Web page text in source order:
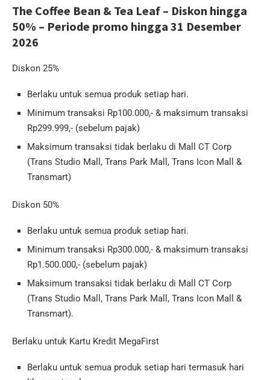
The Coffee Bean & Tea Leaf – Diskon hingga
50% – Periode promo hingga 31 Desember
2026
Diskon 25%
Berlaku untuk semua produk setiap hari.
Minimum transaksi Rp100.000,- & maksimum transaksi
Rp299.999,- (sebelum pajak)
Maksimum transaksi tidak berlaku di Mall CT Corp
(Trans Studio Mall, Trans Park Mall, Trans Icon Mall &
Transmart)
Diskon 50%
Berlaku untuk semua produk setiap hari.
Minimum transaksi Rp300.000,- & maksimum transaksi
Rp1.500.000,- (sebelum pajak)
Maksimum transaksi tidak berlaku di Mall CT Corp
(Trans Studio Mall, Trans Park Mall, Trans Icon Mall &
Transmart).
Berlaku untuk Kartu Kredit MegaFirst
Berlaku untuk semua produk setiap hari termasuk hari